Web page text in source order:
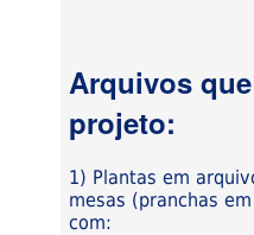
Arquivos
projeto:
1) Plantas em
mesas (pranchas
com: